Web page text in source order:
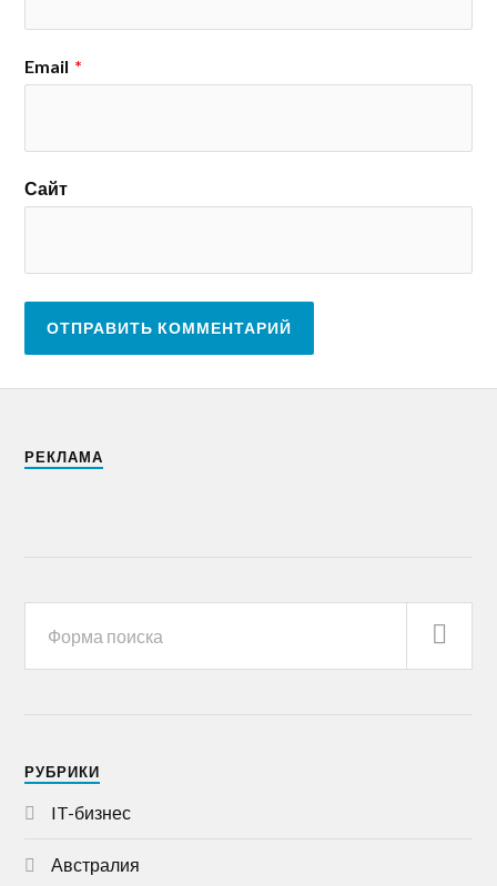
Email *
Сайт
РЕКЛАМА
РУБРИКИ
IT-бизнес
Австралия